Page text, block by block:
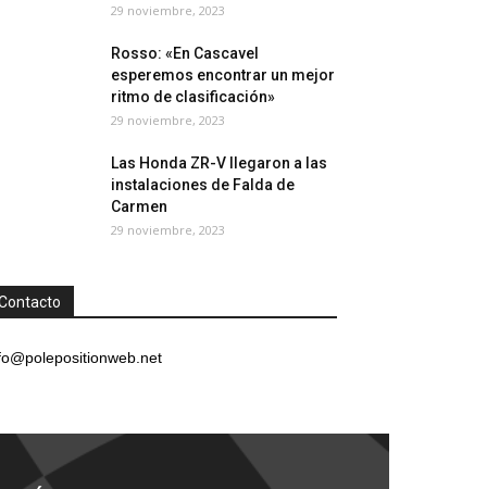
29 noviembre, 2023
Rosso: «En Cascavel
esperemos encontrar un mejor
ritmo de clasificación»
29 noviembre, 2023
Las Honda ZR-V llegaron a las
instalaciones de Falda de
Carmen
29 noviembre, 2023